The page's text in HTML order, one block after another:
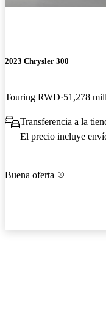
2023 Chrysler 300
Touring RWD 51,278
Transferencia a la
El precio incluye
Buena oferta